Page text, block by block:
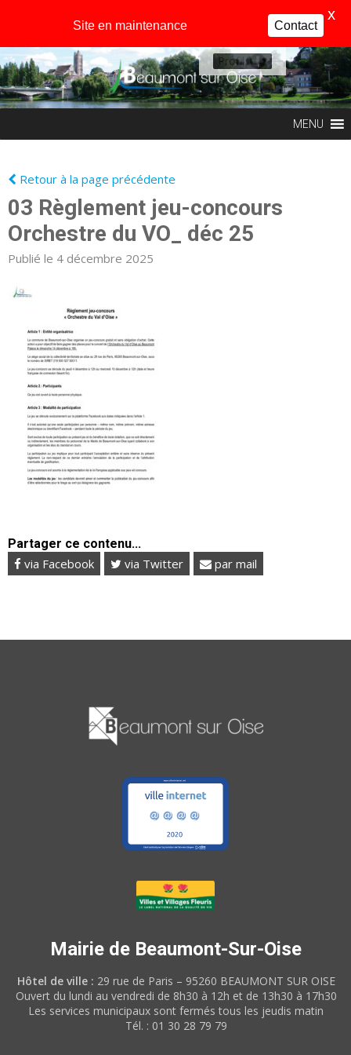
Profil
MENU
Retour à la page précédente
03 Règlement jeu-concours
Orchestre du VO_ déc 25
Publié le 4 décembre 2025
Partager ce contenu...
via Facebook via Twitter par mail
Mairie de Beaumont-Sur-Oise
Hôtel de ville : 29 rue de Paris – 95260 BEAUMONT SUR OISE
Ouvert du lundi au vendredi de 8h30 à 12h et de 13h30 à 17h30
Les services municipaux sont fermés tous les jeudis matin
Tél. : 01 30 28 79 79
Site en maintenance Contact
X